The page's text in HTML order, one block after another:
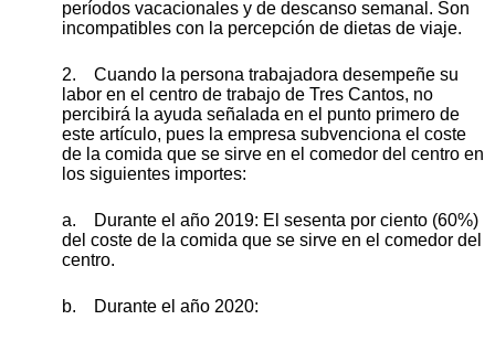
períodos vacacionales y de descanso semanal. Son
incompatibles con la percepción de dietas de viaje.
2. Cuando la persona trabajadora desempeñe su
labor en el centro de trabajo de Tres Cantos, no
percibirá la ayuda señalada en el punto primero de
este artículo, pues la empresa subvenciona el coste
de la comida que se sirve en el comedor del centro en
los siguientes importes:
a. Durante el año 2019: El sesenta por ciento (60%)
del coste de la comida que se sirve en el comedor del
centro.
b. Durante el año 2020: